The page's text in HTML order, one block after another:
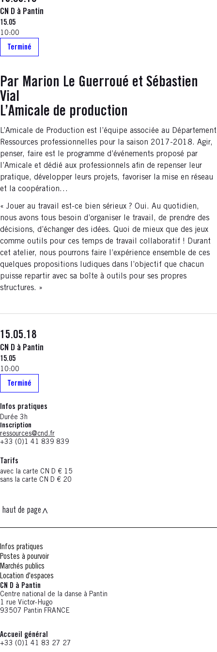
CN D à Pantin
15.05
10:00
Terminé
Par Marion Le Guerroué et Sébastien
Vial
L’Amicale de production
L’Amicale de Production est l’équipe associée au Département
Ressources professionnelles pour la saison 2017-2018. Agir,
penser, faire est le programme d’événements proposé par
l’Amicale et dédié aux professionnels afin de repenser leur
pratique, développer leurs projets, favoriser la mise en réseau
et la coopération…
« Jouer au travail est-ce bien sérieux ? Oui. Au quotidien,
nous avons tous besoin d’organiser le travail, de prendre des
décisions, d’échanger des idées. Quoi de mieux que des jeux
comme outils pour ces temps de travail collaboratif ! Durant
cet atelier, nous pourrons faire l’expérience ensemble de ces
quelques propositions ludiques dans l’objectif que chacun
puisse repartir avec sa boîte à outils pour ses propres
structures. »
15.05.18
CN D à Pantin
15.05
10:00
Terminé
Infos pratiques
Durée 3h
Inscription
ressources@cnd.fr
+33 (0)1 41 839 839
Tarifs
avec la carte CN D € 15
sans la carte CN D € 20
haut de page
Infos pratiques
Postes à pourvoir
Marchés publics
Location d'espaces
CN D à Pantin
Centre national de la danse à Pantin
1 rue Victor-Hugo
93507 Pantin FRANCE
Accueil général
+33 (0)1 41 83 27 27